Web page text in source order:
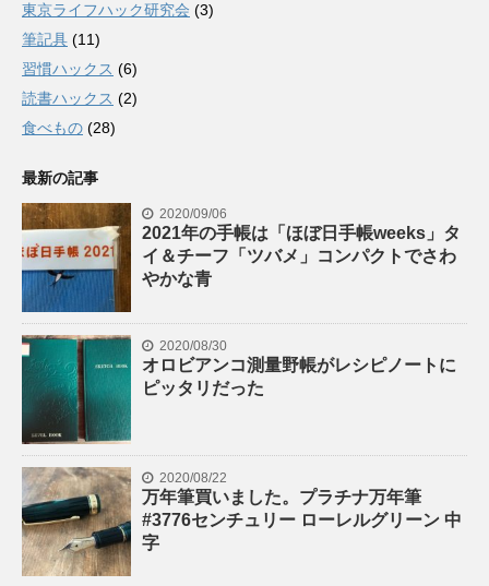
東京ライフハック研究会 (3)
筆記具 (11)
習慣ハックス (6)
読書ハックス (2)
食べもの (28)
最新の記事
2020/09/06
2021年の手帳は「ほぼ日手帳weeks」タ
イ＆チーフ「ツバメ」コンパクトでさわ
やかな青
2020/08/30
オロビアンコ測量野帳がレシピノートに
ピッタリだった
2020/08/22
万年筆買いました。プラチナ万年筆
#3776センチュリー ローレルグリーン 中
字